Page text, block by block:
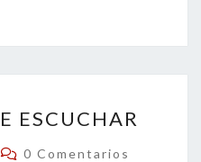
p
ar
tir
VIRTUD
DE
ESCUCHAR
Comentarios
0 Comentarios